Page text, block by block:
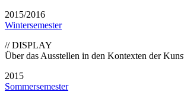
2015/2016
Wintersemester
// DISPLAY
Über das Ausstellen in den Kontexten der
2015
Sommersemester